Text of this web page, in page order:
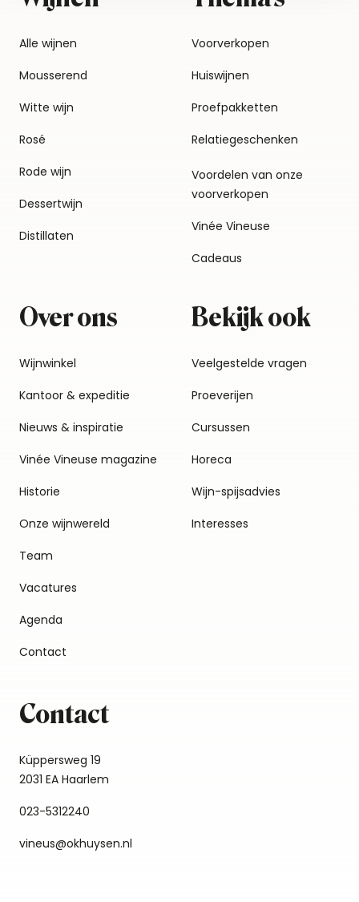
Alle wijnen
Mousserend
Witte wijn
Rosé
Rode wijn
Dessertwijn
Distillaten
Voorverkopen
Huiswijnen
Proefpakketten
Relatiegeschenken
Voordelen van onze
voorverkopen
Vinée Vineuse
Cadeaus
Over ons
Wijnwinkel
Kantoor & expeditie
Nieuws & inspiratie
Vinée Vineuse magazine
Historie
Onze wijnwereld
Team
Vacatures
Agenda
Contact
Bekijk ook
Veelgestelde vragen
Proeverijen
Cursussen
Horeca
Wijn-spijsadvies
Interesses
Contact
Küppersweg 19
2031 EA Haarlem
023-5312240
vineus@okhuysen.nl